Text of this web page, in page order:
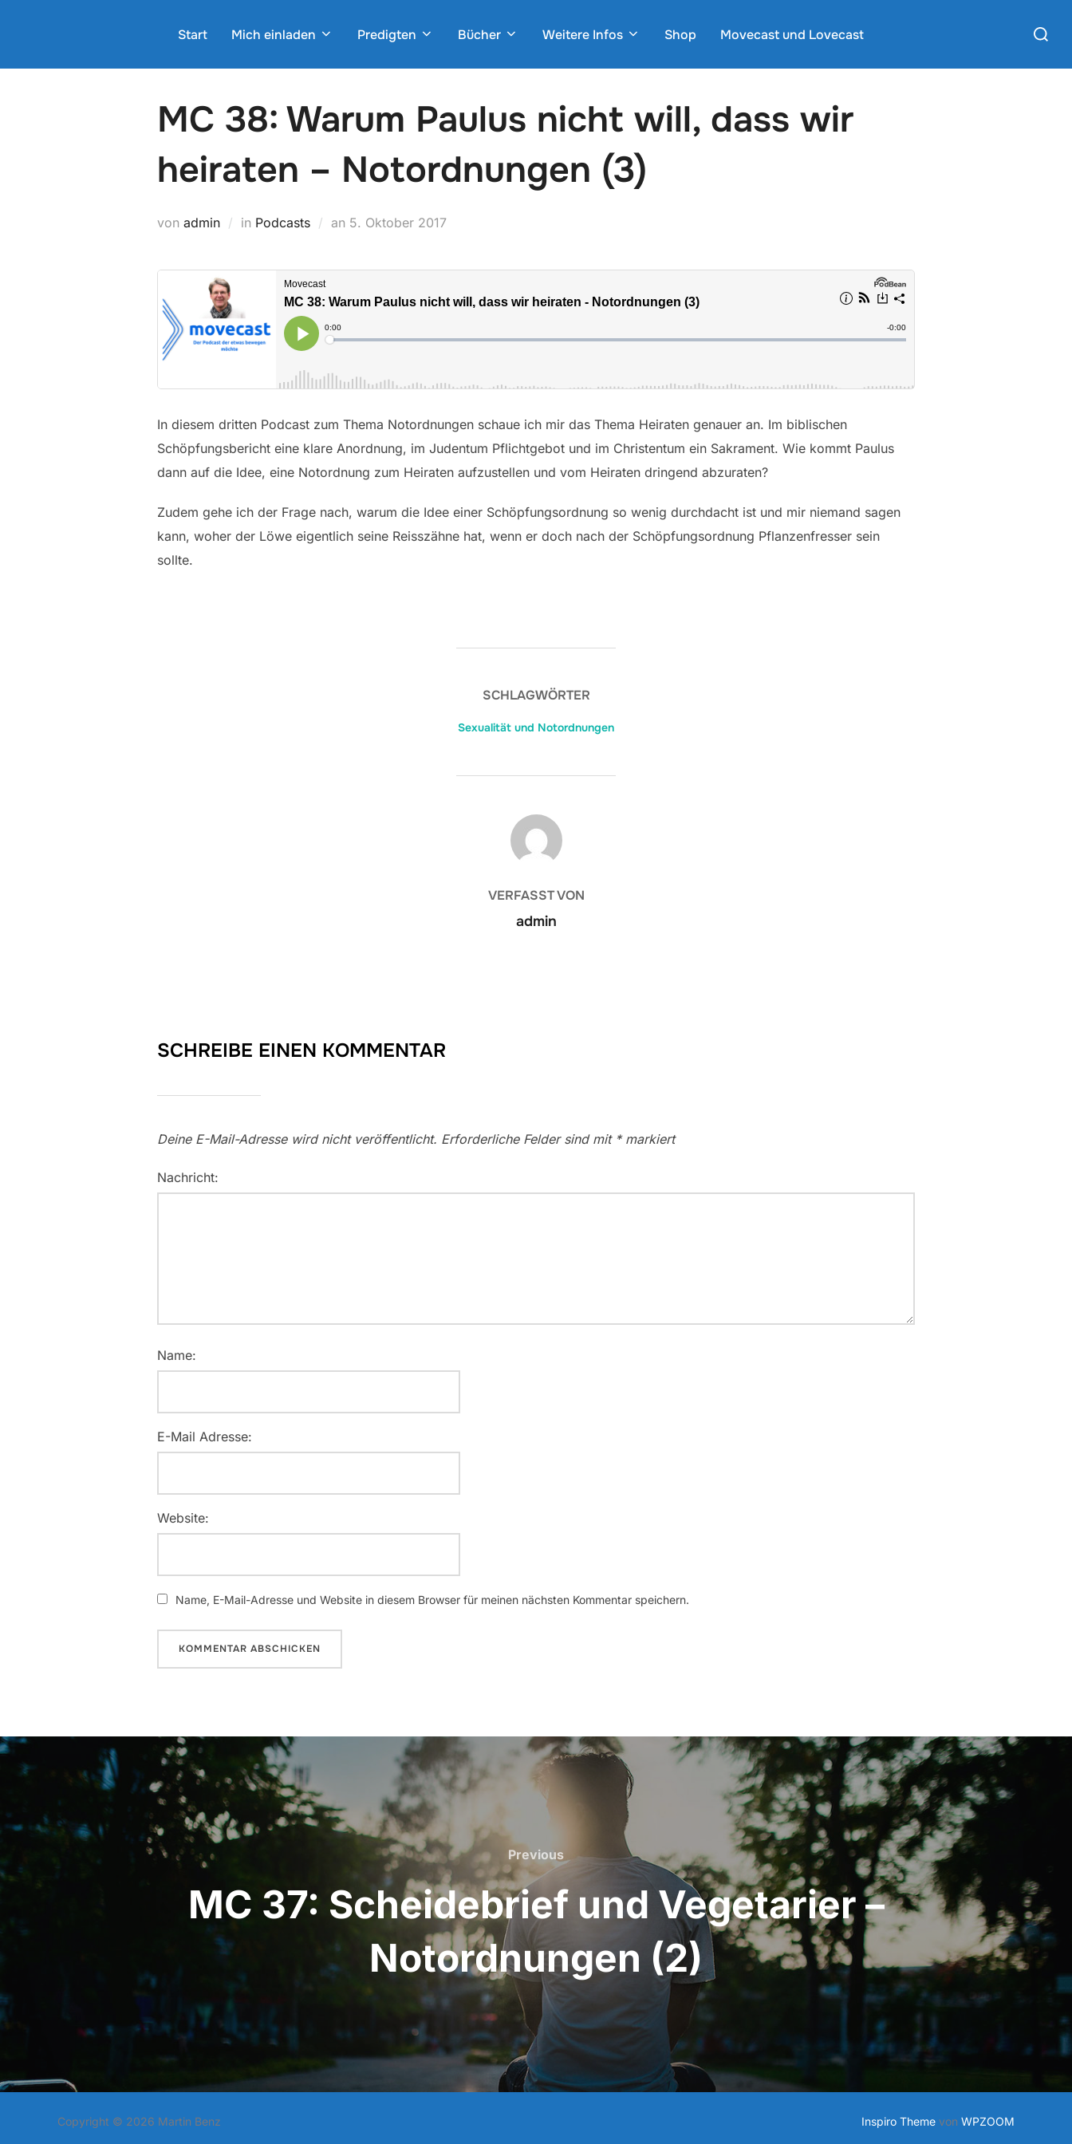
Start Mich einladen Predigten Bücher Weitere Infos Shop Movecast und Lovecast
Suchen
MC 38: Warum Paulus nicht will, dass wir
heiraten – Notordnungen (3)
von admin in Podcasts an Veröffentlicht
5. Oktober 2017
In diesem dritten Podcast zum Thema Notordnungen schaue ich mir das Thema Heiraten genauer an. Im biblischen
Schöpfungsbericht eine klare Anordnung, im Judentum Pflichtgebot und im Christentum ein Sakrament. Wie kommt Paulus
dann auf die Idee, eine Notordnung zum Heiraten aufzustellen und vom Heiraten dringend abzuraten?
Zudem gehe ich der Frage nach, warum die Idee einer Schöpfungsordnung so wenig durchdacht ist und mir niemand sagen
kann, woher der Löwe eigentlich seine Reisszähne hat, wenn er doch nach der Schöpfungsordnung Pflanzenfresser sein
sollte.
SCHLAGWÖRTER
Sexualität und Notordnungen
BEITRAGSAUTOR
VERFASST VON
admin
SCHREIBE EINEN KOMMENTAR
Deine E-Mail-Adresse wird nicht veröffentlicht. Erforderliche Felder sind mit *markiert
Nachricht:
Name:
E-Mail Adresse:
Website:
Name, E-Mail-Adresse und Website in diesem Browser für meinen nächsten Kommentar speichern.
Beitragsnavigation
Previous
Previous
MC 37: Scheidebrief und Vegetarier –
Notordnungen (2)
Copyright © 2026 Martin Benz Inspiro Theme von WPZOOM